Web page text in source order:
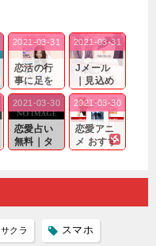
恋活の行
事に足を
運んでも
出会いの
チャンス
が訪れ...
2021-03-31
Jメール
｜見込め
る効果が
確実なも
のであっ
ても…...
2021-03-31
恋愛占い
無料｜タ
る人に恋
2021-03-30
恋愛アニ
メ おすす
雑で素人
2021-03-30
サクラ スマホ